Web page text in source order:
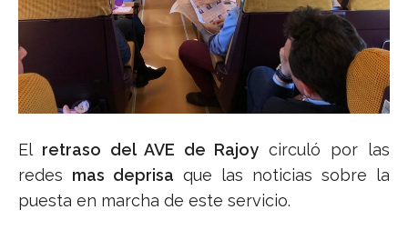
El retraso del AVE de Rajoy circuló por las
redes mas deprisa que las noticias sobre la
puesta en marcha de este servicio.